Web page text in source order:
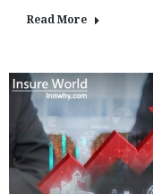
Read More